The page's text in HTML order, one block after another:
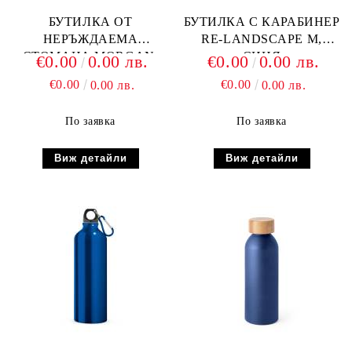
БУТИЛКА ОТ
НЕРЪЖДАЕМА
СТОМАНА MORGAN,
€0.00 0.00 лв.
€0.00 0.00 лв.
По заявка
Виж детайли
БУТИЛКА С КАРАБИНЕР
RE-LANDSCAPE M,
СИНЯ
€0.00 0.00 лв.
€0.00 0.00 лв.
По заявка
Виж детайли